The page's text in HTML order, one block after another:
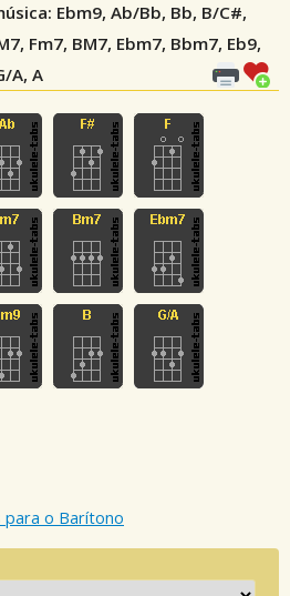
: Ebm9, Ab/Bb, Bb, B/C#,
Fm7, BM7, Ebm7, Bbm7, Eb9,
A, A
para o Barítono